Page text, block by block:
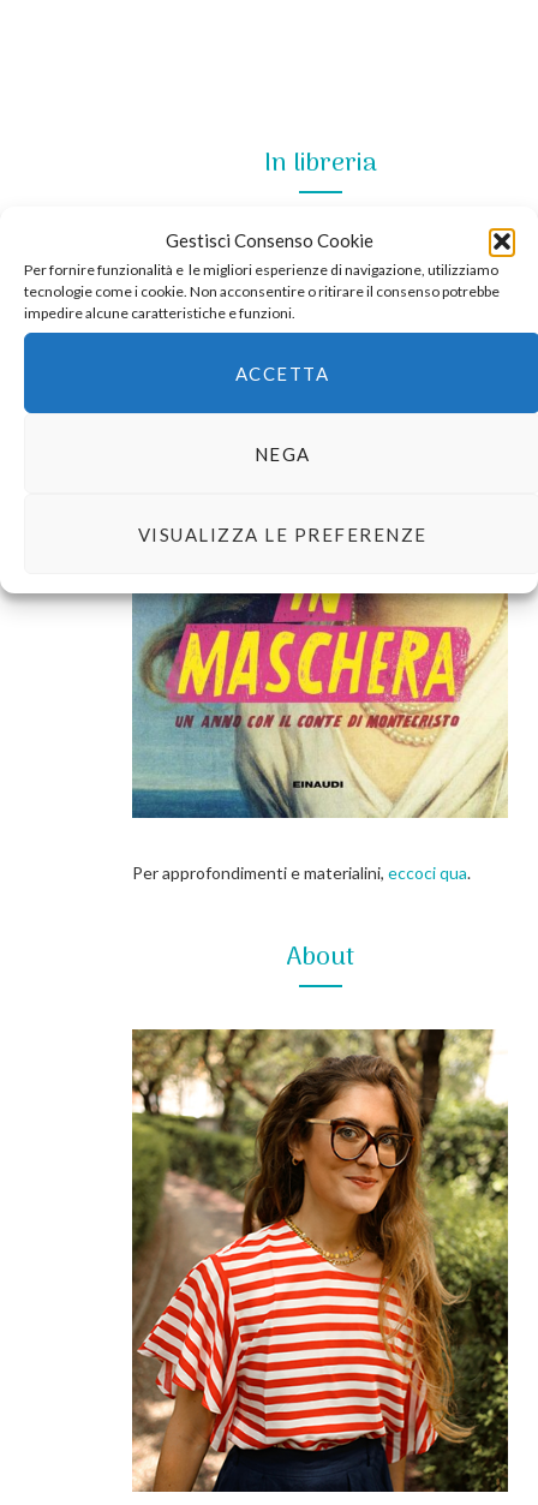
Gestisci Consenso Cookie
Per fornire funzionalità e le migliori esperienze di navigazione, utilizziamo
tecnologie come i cookie. Non acconsentire o ritirare il consenso potrebbe
impedire alcune caratteristiche e funzioni.
ACCETTA
NEGA
VISUALIZZA LE PREFERENZE
In libreria
Per approfondimenti e materialini, eccoci qua.
About